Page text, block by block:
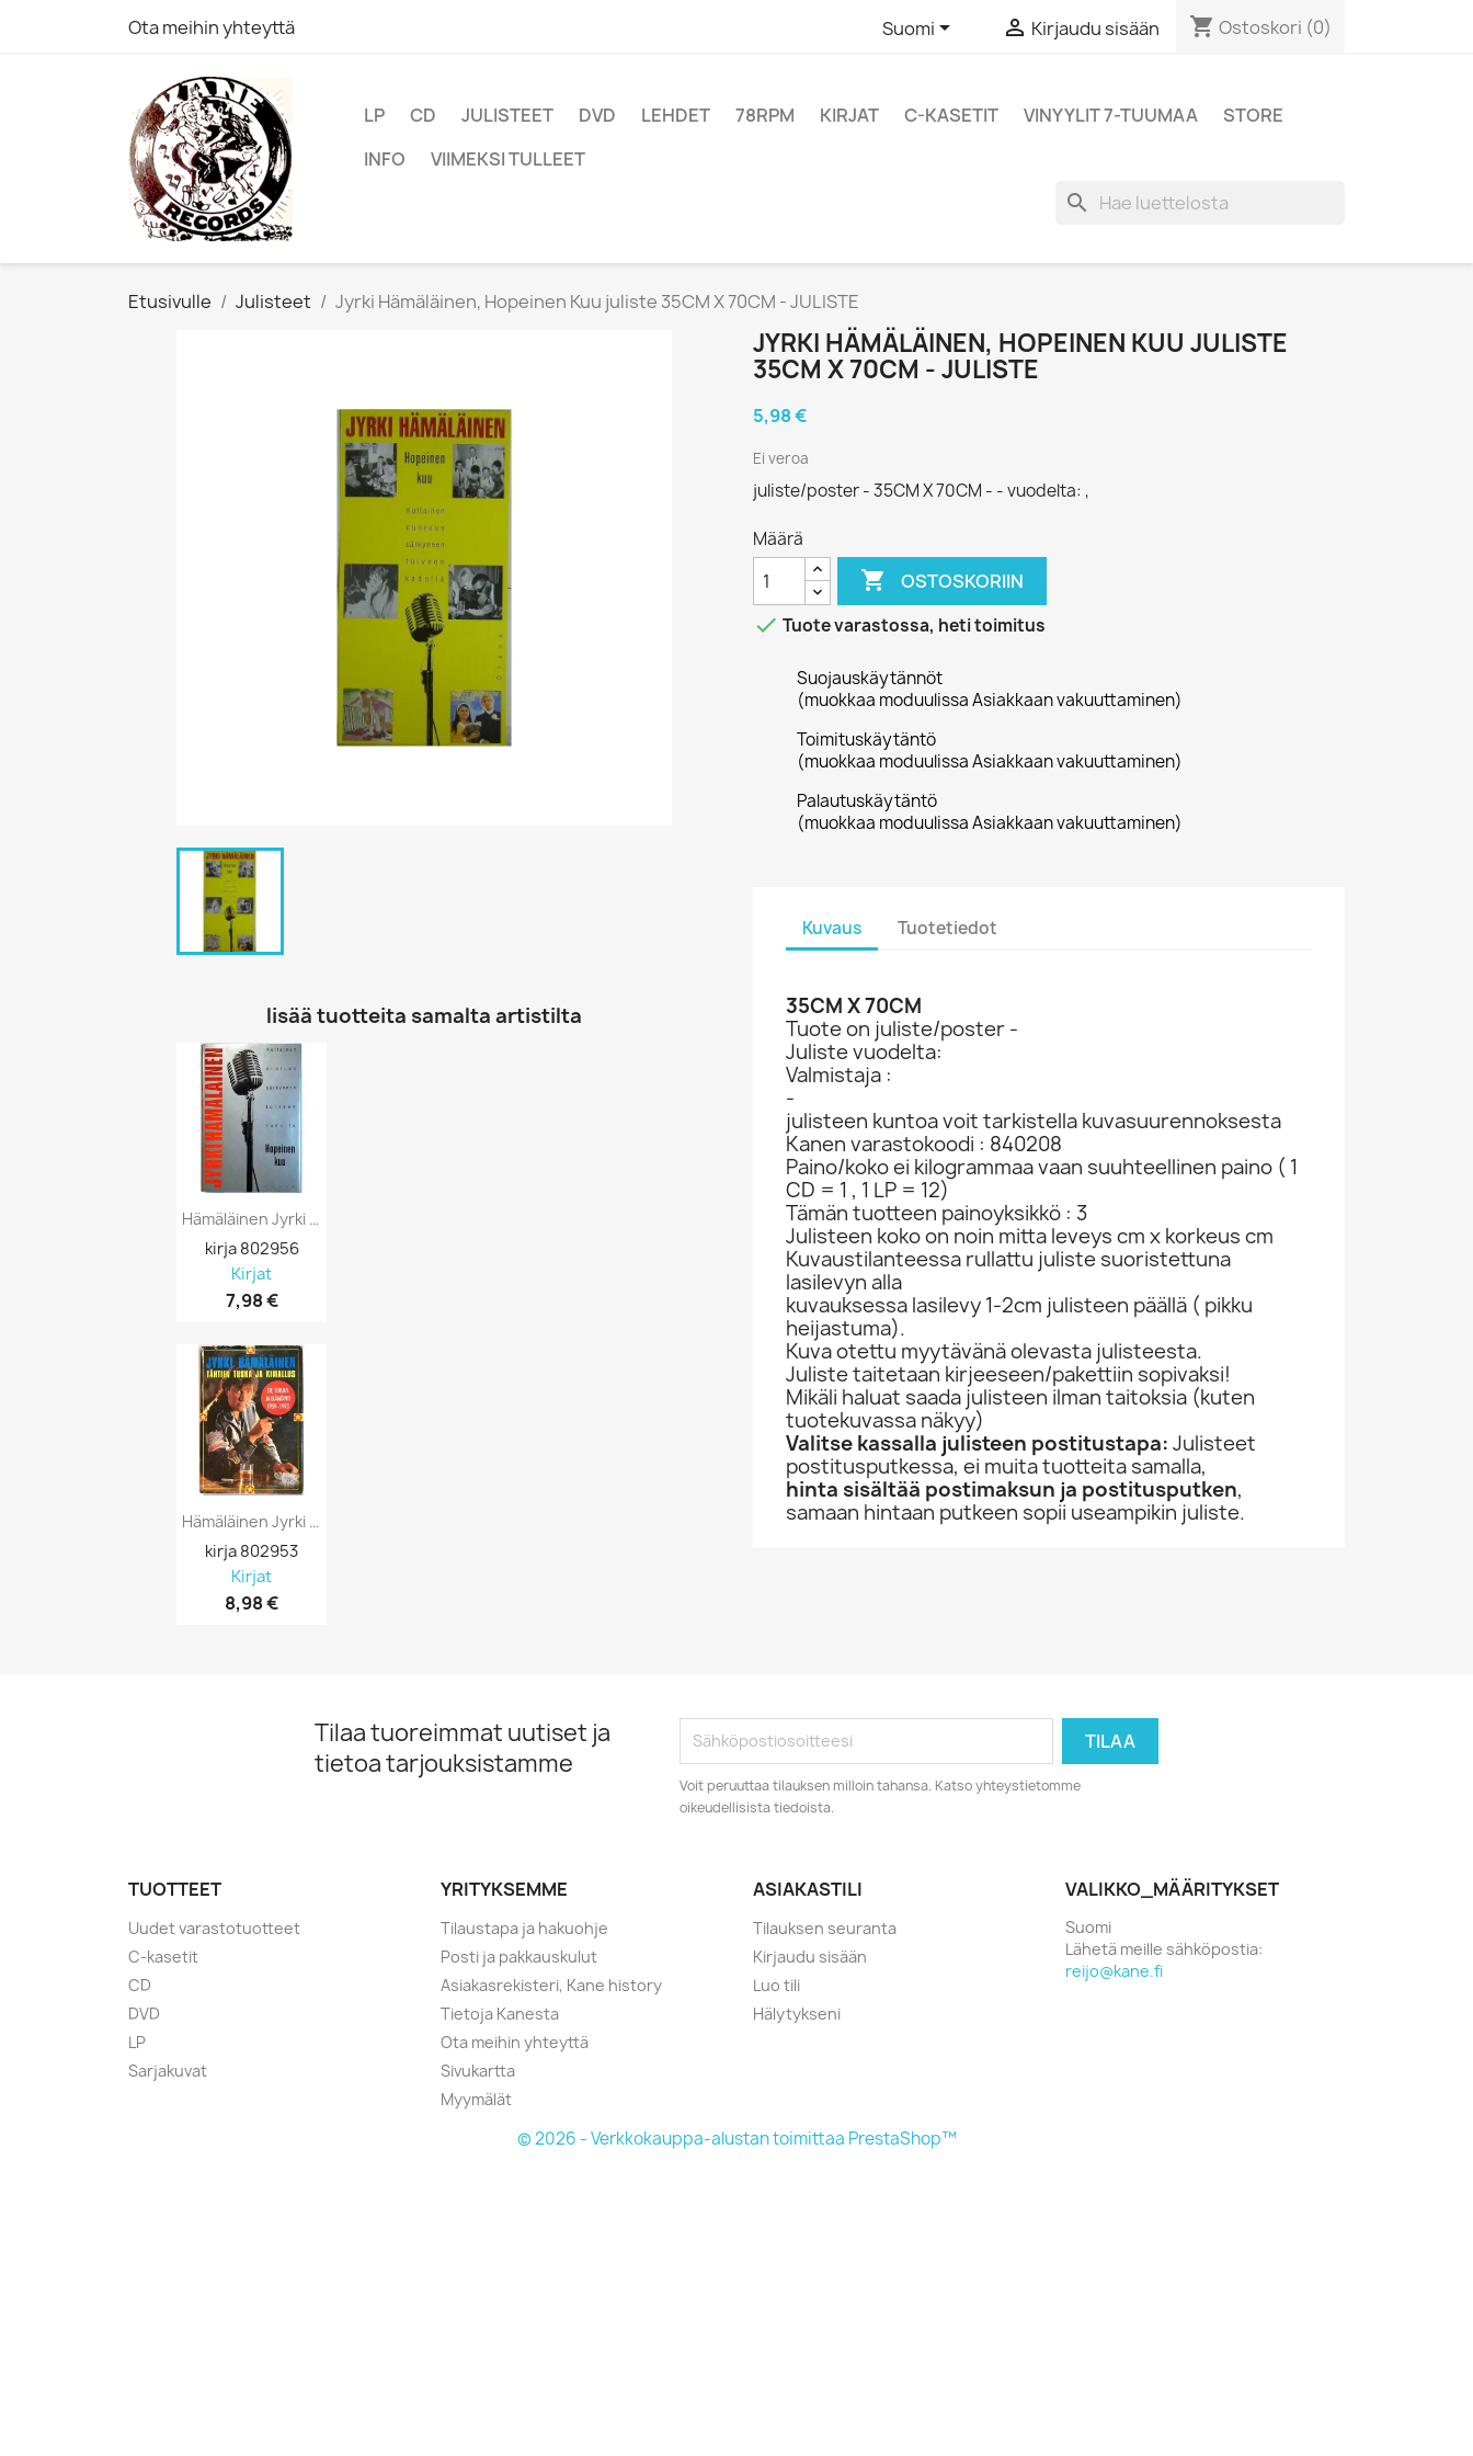
Ota meihin yhteyttä Suomi  Kirjaudu sisään shopping_cart Ostoskori (0)
LP CD JULISTEET DVD LEHDET 78RPM KIRJAT C-KASETIT VINYYLIT 7-TUUMAA
STORE
INFO
VIIMEKSI TULLEET
search
Etusivulle Julisteet Jyrki Hämäläinen, Hopeinen Kuu juliste 35CM X 70CM - JULISTE
lisää tuotteita samalta artistilta
Hämäläinen Jyrki 1996 ISBN 9511138669...
kirja 802956
Kirjat
7,98 €
Hämäläinen Jyrki 1993 ISBN 951-1-12583-4...
kirja 802953
Kirjat
8,98 €
JYRKI HÄMÄLÄINEN, HOPEINEN KUU JULISTE
35CM X 70CM - JULISTE
5,98 €
Ei veroa
juliste/poster - 35CM X 70CM - - vuodelta: ,
Määrä
 OSTOSKORIIN
 Tuote varastossa, heti toimitus
Suojauskäytännöt
(muokkaa moduulissa Asiakkaan vakuuttaminen)
Toimituskäytäntö
(muokkaa moduulissa Asiakkaan vakuuttaminen)
Palautuskäytäntö
(muokkaa moduulissa Asiakkaan vakuuttaminen)
Kuvaus Tuotetiedot
35CM X 70CM
Tuote on juliste/poster -
Juliste vuodelta:
Valmistaja :
-
julisteen kuntoa voit tarkistella kuvasuurennoksesta
Kanen varastokoodi : 840208
Paino/koko ei kilogrammaa vaan suuhteellinen paino ( 1
CD = 1 , 1 LP = 12)
Tämän tuotteen painoyksikkö : 3
Julisteen koko on noin mitta leveys cm x korkeus cm
Kuvaustilanteessa rullattu juliste suoristettuna
lasilevyn alla
kuvauksessa lasilevy 1-2cm julisteen päällä ( pikku
heijastuma).
Kuva otettu myytävänä olevasta julisteesta.
Juliste taitetaan kirjeeseen/pakettiin sopivaksi!
Mikäli haluat saada julisteen ilman taitoksia (kuten
tuotekuvassa näkyy)
Valitse kassalla julisteen postitustapa: Julisteet
postitusputkessa, ei muita tuotteita samalla,
hinta sisältää postimaksun ja postitusputken,
samaan hintaan putkeen sopii useampikin juliste.
Tilaa tuoreimmat uutiset ja
tietoa tarjouksistamme
Voit peruuttaa tilauksen milloin tahansa. Katso yhteystietomme
oikeudellisista tiedoista.
TUOTTEET
Uudet varastotuotteet
C-kasetit
CD
DVD
LP
Sarjakuvat
YRITYKSEMME
Tilaustapa ja hakuohje
Posti ja pakkauskulut
Asiakasrekisteri, Kane history
Tietoja Kanesta
Ota meihin yhteyttä
Sivukartta
Myymälät
ASIAKASTILI
Tilauksen seuranta
Kirjaudu sisään
Luo tili
Hälytykseni
VALIKKO_MÄÄRITYKSET
Suomi
Lähetä meille sähköpostia:
reijo@kane.fi
© 2026 - Verkkokauppa-alustan toimittaa PrestaShop™